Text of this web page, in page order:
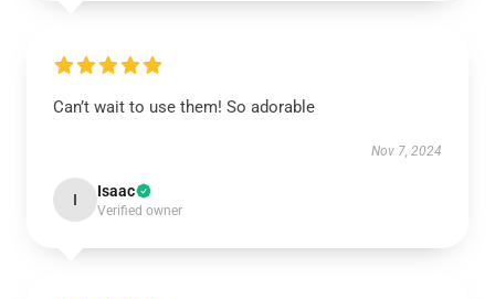
Can’t wait to use them! So adorable
Nov 7, 2024
I Isaac
Verified owner